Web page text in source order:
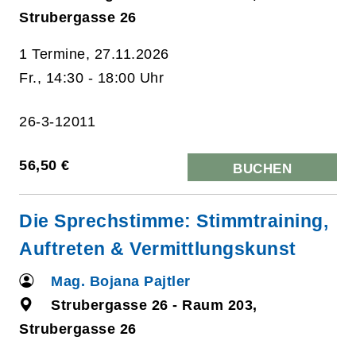
Strubergasse 26
1 Termine, 27.11.2026
Fr., 14:30 - 18:00 Uhr
26-3-12011
56,50 € BUCHEN
Die Sprechstimme: Stimmtraining,
Auftreten & Vermittlungskunst
Mag. Bojana Pajtler
Strubergasse 26 - Raum 203,
Strubergasse 26